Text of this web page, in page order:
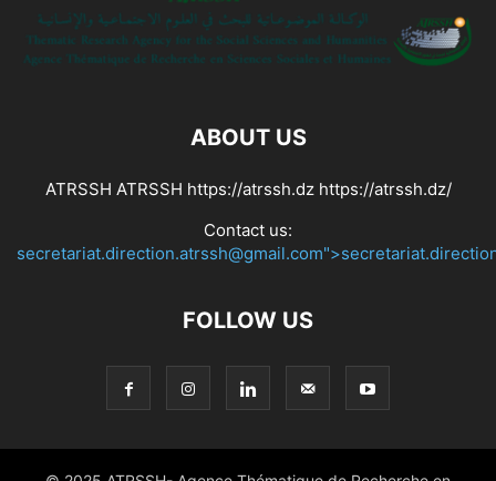
ABOUT US
ATRSSH ATRSSH https://atrssh.dz https://atrssh.dz/
Contact us:
FOLLOW US